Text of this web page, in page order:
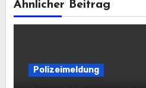
Ähnlicher Beitrag
Polizeimeldung